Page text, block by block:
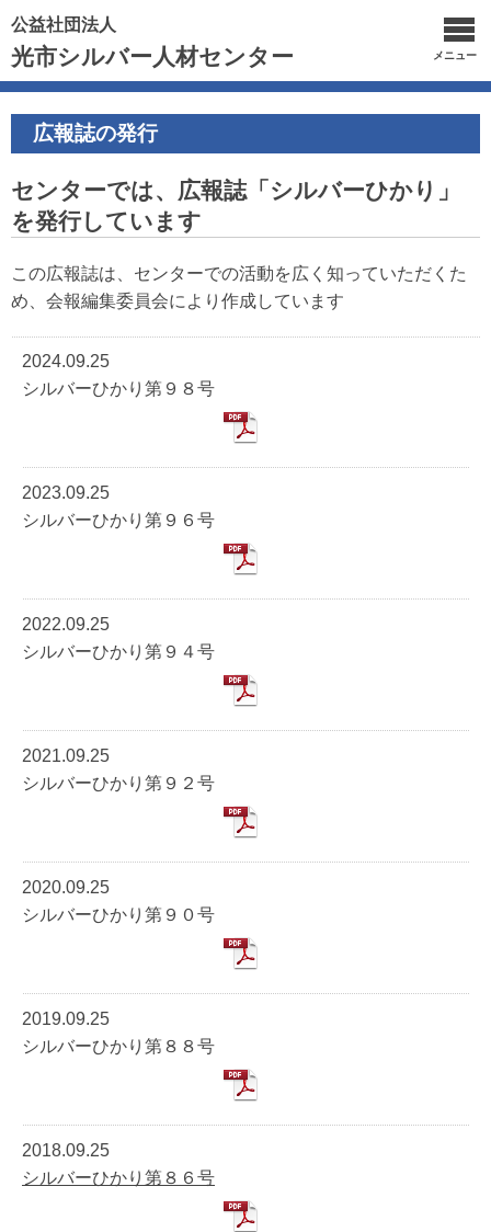
公益社団法人
光市シルバー人材センター メニュー
広報誌の発行
センターでは、広報誌「シルバーひかり」
を発行しています
この広報誌は、センターでの活動を広く知っていただくた
め、会報編集委員会により作成しています
2024.09.25
シルバーひかり第９８号
2023.09.25
シルバーひかり第９６号
2022.09.25
シルバーひかり第９４号
2021.09.25
シルバーひかり第９２号
2020.09.25
シルバーひかり第９０号
2019.09.25
シルバーひかり第８８号
2018.09.25
シルバーひかり第８６号